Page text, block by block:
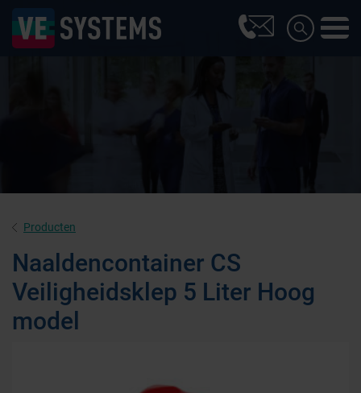
Producten
Naaldencontainer CS
Veiligheidsklep 5 Liter Hoog
model